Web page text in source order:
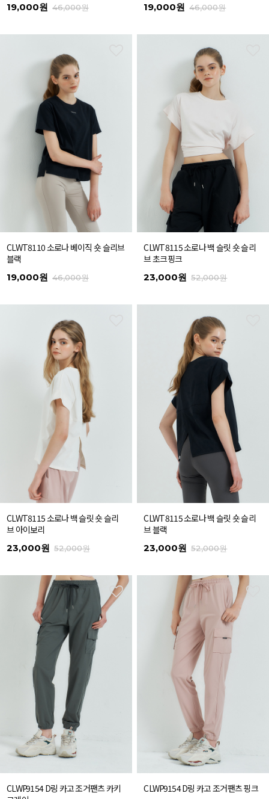
19,000원 46,000원 19,000원 46,000원
CLWT8110 소로나 베이직 숏 슬리브
블랙
19,000원 46,000원
CLWT8115 소로나 백 슬릿 숏 슬리
브 초크핑크
23,000원 52,000원
CLWT8115 소로나 백 슬릿 숏 슬리
브 아이보리
23,000원 52,000원
CLWT8115 소로나 백 슬릿 숏 슬리
브 블랙
23,000원 52,000원
CLWP9154 D링 카고 조거팬츠 카키
CLWP9154 D링 카고 조거팬츠 핑크